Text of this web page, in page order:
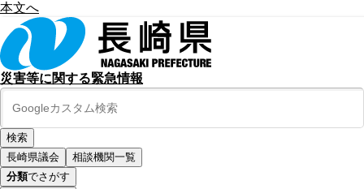
本文へ
災害等に関する緊急情報
長崎県議会
相談機関一覧
分類でさがす